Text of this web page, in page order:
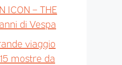
ICON – THE
di Vespa
viaggio
mostre da